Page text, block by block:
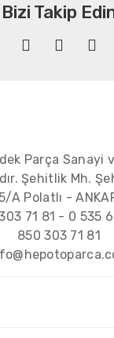
Bizi Takip
Parça Sanayi
Şehitlik Mh.
A Polatlı -
71 81 - 0 535
850 303 71 81